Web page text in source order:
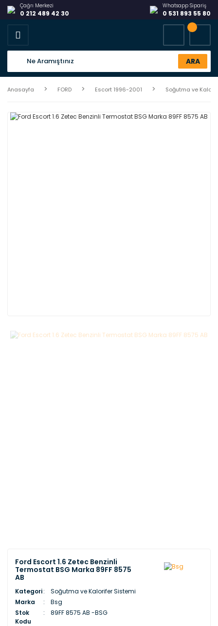
Çağrı Merkezi
0 212 489 42 30
Whatsapp Sipariş
0 531 893 55 80
ARA
Anasayfa FORD Escort 1996-2001 Soğutma ve
Ford Escort 1.6 Zetec Benzinli
Termostat BSG Marka 89FF 8575
AB
Kategori
Soğutma ve Kalorifer Sistemi
Marka
Bsg
Stok
Kodu
89FF 8575 AB -BSG